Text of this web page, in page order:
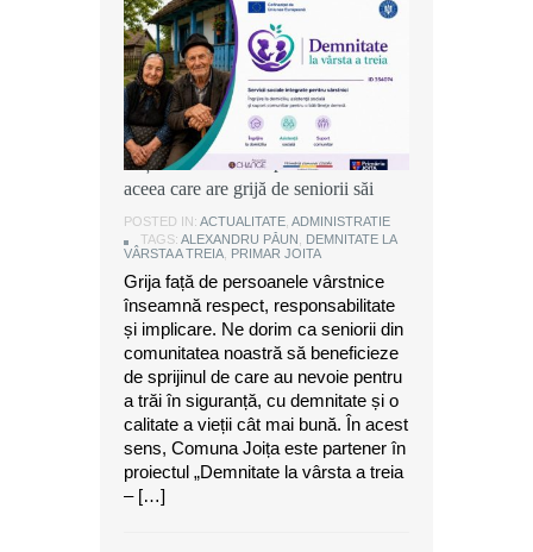
Alexandru Păun, primarul comunei
Joița: O comunitate puternică este
aceea care are grijă de seniorii săi
POSTED IN: ACTUALITATE ADMINISTRATIE
TAGS: ALEXANDRU PĂUN
DEMNITATE LA
VÂRSTA A TREIA PRIMAR JOITA
Grija față de persoanele vârstnice
înseamnă respect, responsabilitate
și implicare. Ne dorim ca seniorii din
comunitatea noastră să beneficieze
de sprijinul de care au nevoie pentru
a trăi în siguranță, cu demnitate și o
calitate a vieții cât mai bună. În acest
sens, Comuna Joița este partener în
proiectul „Demnitate la vârsta a treia
– […]